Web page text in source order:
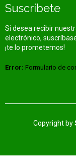
Suscríbete
Si desea recibir
electrónico,
¡te lo prometemos!
Error: Formulario de
Copyright by